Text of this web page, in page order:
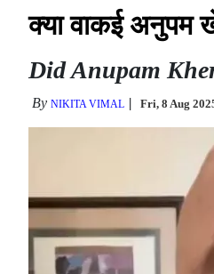
क्या वाकई अनुपम
Did Anupam
By NIKITA VIMAL Fri, 8 Aug